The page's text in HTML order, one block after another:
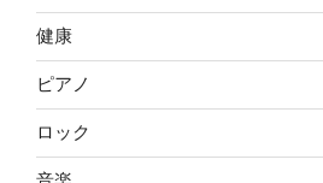
健康
ピアノ
ロック